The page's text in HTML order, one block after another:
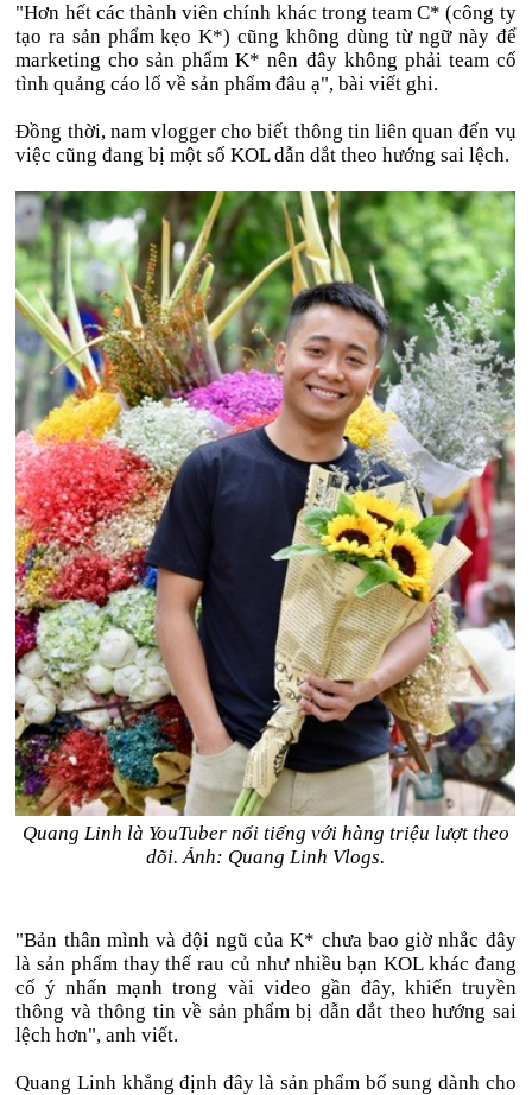
"Hơn hết các thành viên chính khác trong team C* (công ty
tạo ra sản phẩm kẹo K*) cũng không dùng từ ngữ này để
marketing cho sản phẩm K* nên đây không phải team cố
tình quảng cáo lố về sản phẩm đâu ạ", bài viết ghi.
Đồng thời, nam vlogger cho biết thông tin liên quan đến vụ
việc cũng đang bị một số KOL dẫn dắt theo hướng sai lệch.
Quang Linh là YouTuber nổi tiếng với hàng triệu lượt theo
dõi. Ảnh: Quang Linh Vlogs.
"Bản thân mình và đội ngũ của K* chưa bao giờ nhắc đây
là sản phẩm thay thế rau củ như nhiều bạn KOL khác đang
cố ý nhấn mạnh trong vài video gần đây, khiến truyền
thông và thông tin về sản phẩm bị dẫn dắt theo hướng sai
lệch hơn", anh viết.
Quang Linh khẳng định đây là sản phẩm bổ sung dành cho